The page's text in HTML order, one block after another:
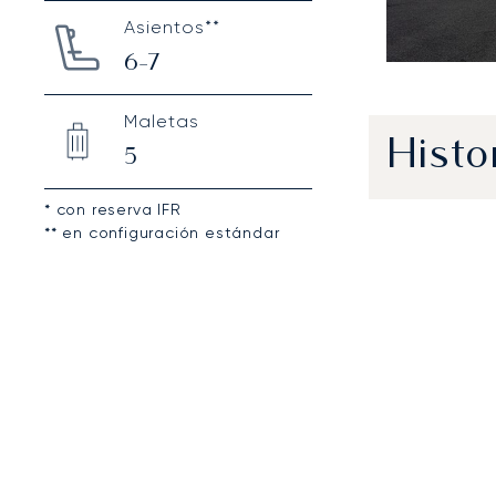
Asientos**
6-7
Maletas
5
* con reserva IFR
** en configuración estándar